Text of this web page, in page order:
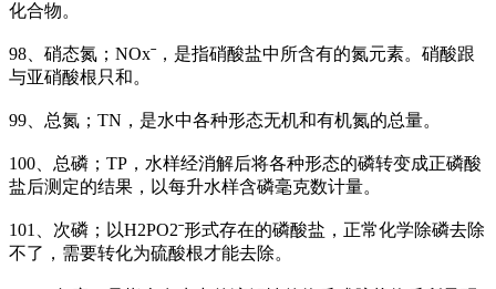
化合物。
98、硝态氮；NOxˉ，是指硝酸盐中所含有的氮元素。硝酸跟
与亚硝酸根只和。
99、总氮；TN，是水中各种形态无机和有机氮的总量。
100、总磷；TP，水样经消解后将各种形态的磷转变成正磷酸
盐后测定的结果，以每升水样含磷毫克数计量。
101、次磷；以H2PO2ˉ形式存在的磷酸盐，正常化学除磷去除
不了，需要转化为硫酸根才能去除。